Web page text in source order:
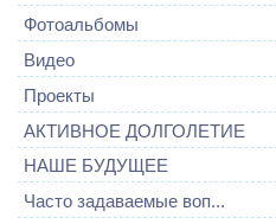
Фотоальбомы
Видео
Проекты
АКТИВНОЕ ДОЛГОЛЕТИЕ
НАШЕ БУДУЩЕЕ
Часто задаваемые воп...